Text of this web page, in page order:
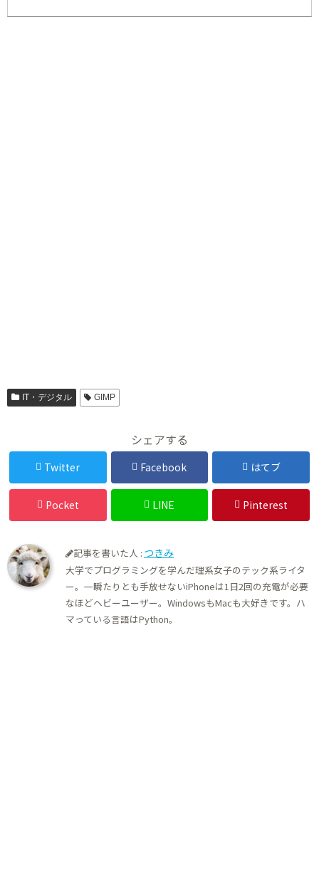
IT・デジタル GIMP
シェアする
Twitter Facebook はてブ
Pocket LINE Pinterest
記事を書いた人 : つきみ
大学でプログラミングを学んだ理系女子のテック系ライタ
ー。一瞬たりとも手放せないiPhoneは1日2回の充電が必要
なほどヘビーユーザー。WindowsもMacも大好きです。ハ
マっている言語はPython。